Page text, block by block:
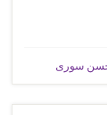
حسن سوری